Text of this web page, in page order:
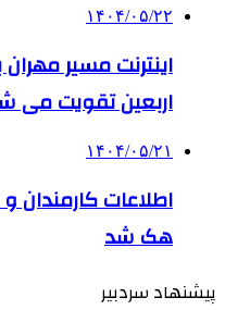
۱۴۰۴/۰۵/۲۲
اینترنت مسیر مهران
اربعین تقویت می
۱۴۰۴/۰۵/۲۱
اطلاعات کارمندان
هک شد
پیشنهاد سردبیر